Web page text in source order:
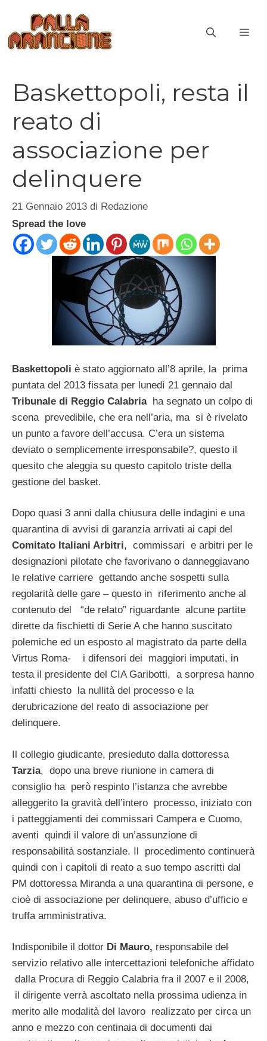
contenuto
Baskettopoli, resta il
reato di
associazione per
delinquere
21 Gennaio 2013 di Redazione
Spread the love
Baskettopoli è stato aggiornato all’8 aprile, la prima
puntata del 2013 fissata per lunedì 21 gennaio dal
Tribunale di Reggio Calabriaha segnato un colpo di
scena prevedibile, che era nell’aria, ma si è rivelato
un punto a favore dell’accusa. C’era un sistema
deviato o semplicemente irresponsabile?, questo il
quesito che aleggia su questo capitolo triste della
gestione del basket.
Dopo quasi 3 anni dalla chiusura delle indagini e una
quarantina di avvisi di garanzia arrivati ai capi del
Comitato Italiani Arbitri, commissari e arbitri per le
designazioni pilotate che favorivano o danneggiavano
le relative carriere gettando anche sospetti sulla
regolarità delle gare – questo in riferimento anche al
contenuto del “de relato” riguardante alcune partite
dirette da fischietti di Serie A che hanno suscitato
polemiche ed un esposto al magistrato da parte della
Virtus Roma- i difensori dei maggiori imputati, in
testa il presidente del CIA Garibotti, a sorpresa hanno
infatti chiesto la nullità del processo e la
derubricazione del reato di associazione per
delinquere.
Il collegio giudicante, presieduto dalla dottoressa
Tarzia, dopo una breve riunione in camera di
consiglio ha però respinto l’istanza che avrebbe
alleggerito la gravità dell’intero processo, iniziato con
i patteggiamenti dei commissari Campera e Cuomo,
aventi quindi il valore di un’assunzione di
responsabilità sostanziale. Il procedimento continuerà
quindi con i capitoli di reato a suo tempo ascritti dal
PM dottoressa Miranda a una quarantina di persone, e
cioè di associazione per delinquere, abuso d’ufficio e
truffa amministrativa.
Indisponibile il dottor Di Mauro, responsabile del
servizio relativo alle intercettazioni telefoniche affidato
dalla Procura di Reggio Calabria fra il 2007 e il 2008,
il dirigente verrà ascoltato nella prossima udienza in
merito alle modalità del lavoro realizzato per circa un
anno e mezzo con centinaia di documenti dai